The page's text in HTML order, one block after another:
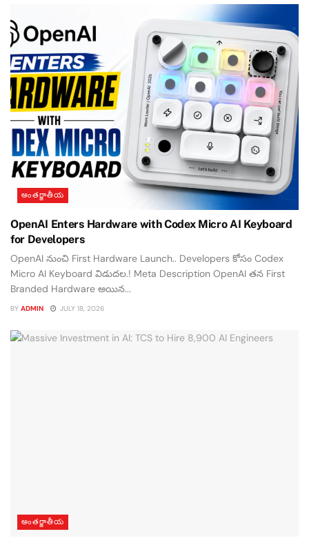
అంతర్జాతీయ
OpenAI Enters Hardware with Codex Micro AI Keyboard
for Developers
OpenAI నుంచి First Hardware Launch.. Developers కోసం Codex
Micro AI Keyboard విడుదల.! Meta Description OpenAI తన First
Branded Hardware అయిన...
BY ADMIN JULY 18, 2026
అంతర్జాతీయ